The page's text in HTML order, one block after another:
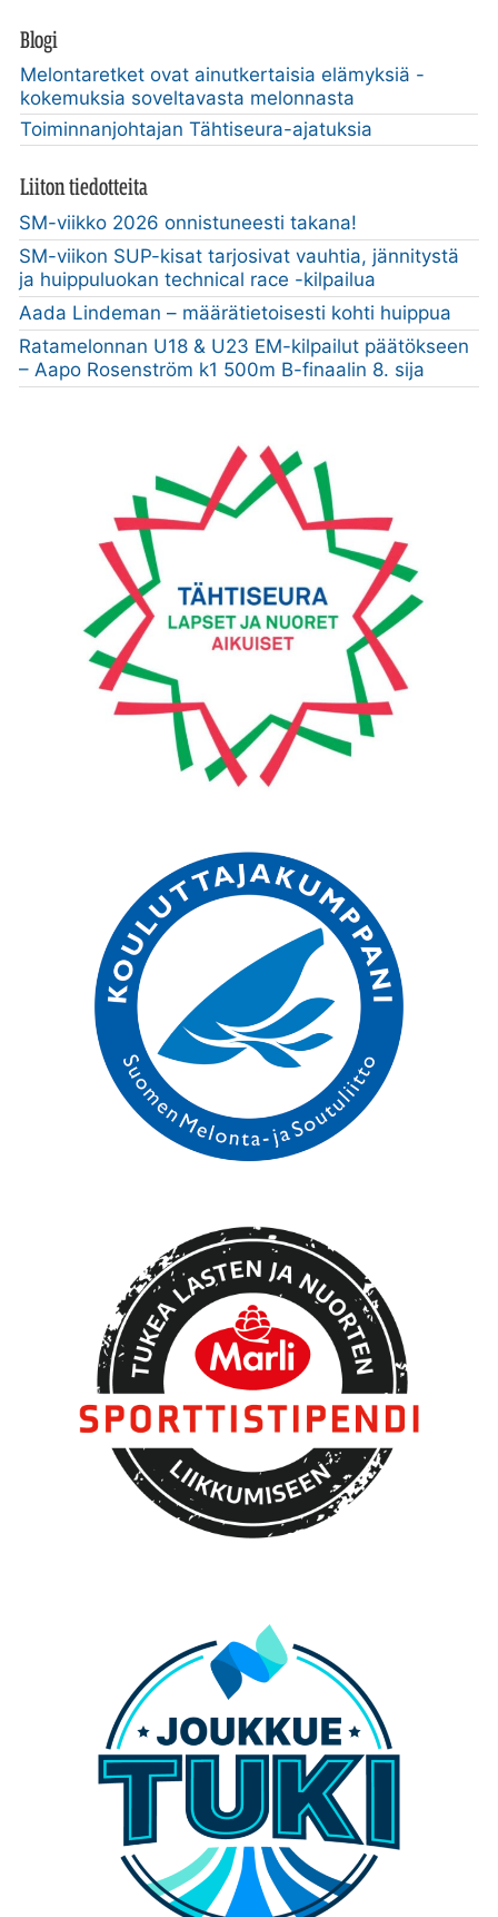
Blogi
Melontaretket ovat ainutkertaisia elämyksiä -
kokemuksia soveltavasta melonnasta
Toiminnanjohtajan Tähtiseura-ajatuksia
Liiton tiedotteita
SM-viikko 2026 onnistuneesti takana!
SM-viikon SUP-kisat tarjosivat vauhtia, jännitystä
ja huippuluokan technical race -kilpailua
Aada Lindeman – määrätietoisesti kohti huippua
Ratamelonnan U18 & U23 EM-kilpailut päätökseen
– Aapo Rosenström k1 500m B-finaalin 8. sija